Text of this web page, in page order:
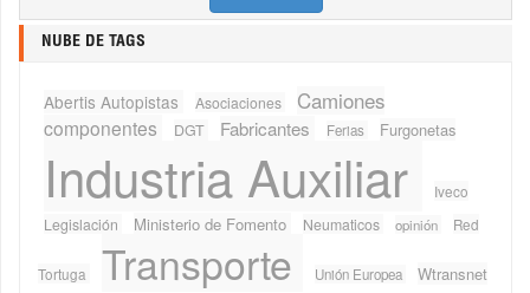
NUBE DE TAGS
Abertis Autopistas Asociaciones Camiones
componentes DGT Fabricantes Ferias Furgonetas
Industria Auxiliar
Iveco
Legislación
Ministerio de Fomento Neumaticos opinión Red
Tortuga Transporte Unión Europea Wtransnet